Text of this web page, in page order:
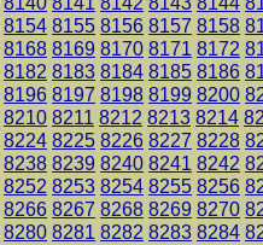
8154 8155 8156 8157 8158
8168 8169 8170 8171 8172
8182 8183 8184 8185 8186
8196 8197 8198 8199 8200
8210 8211 8212 8213 8214
8224 8225 8226 8227 8228
8238 8239 8240 8241 8242
8252 8253 8254 8255 8256
8266 8267 8268 8269 8270
8280 8281 8282 8283 8284